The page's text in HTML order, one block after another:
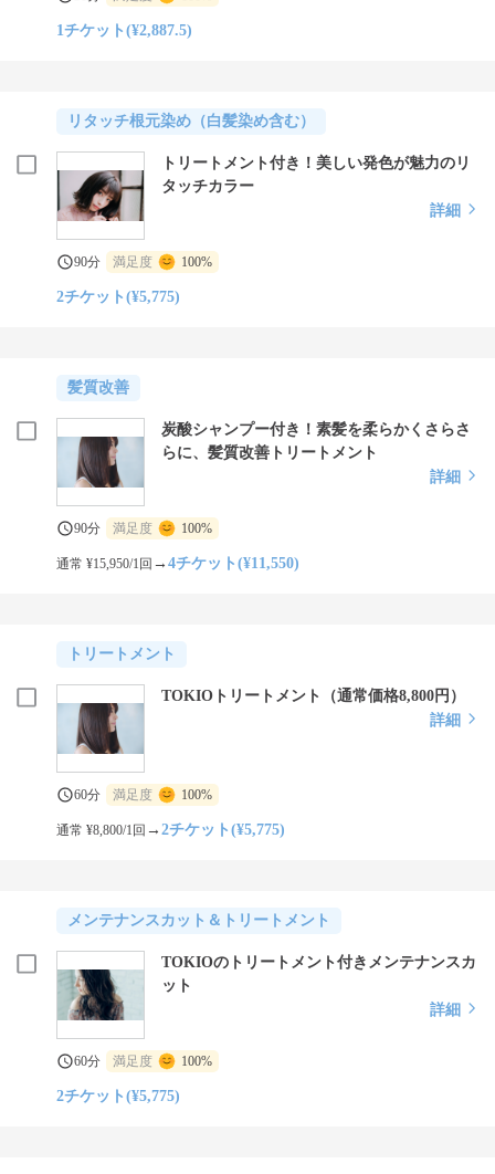
1チケット(¥2,887.5)
リタッチ根元染め（白髪染め含む）
トリートメント付き！美しい発色が魅力のリ
タッチカラー
詳細
90分 満足度 100%
2チケット(¥5,775)
髪質改善
炭酸シャンプー付き！素髪を柔らかくさらさ
らに、髪質改善トリートメント
詳細
90分 満足度 100%
通常 ¥15,950/1回 →4チケット(¥11,550)
トリートメント
TOKIOトリートメント（通常価格8,800円）
詳細
60分 満足度 100%
通常 ¥8,800/1回 →2チケット(¥5,775)
メンテナンスカット＆トリートメント
TOKIOのトリートメント付きメンテナンスカ
ット
詳細
60分 満足度 100%
2チケット(¥5,775)